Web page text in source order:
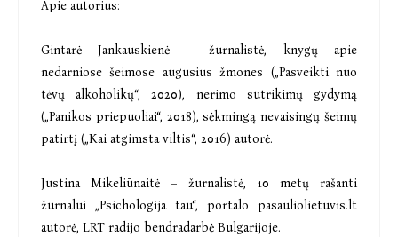
Apie autorius:
Gintarė Jankauskienė – žurnalistė, knygų apie
nedarniose šeimose augusius žmones („Pasveikti nuo
tėvų alkoholikų“, 2020), nerimo sutrikimų gydymą
(„Panikos priepuoliai“, 2018), sėkmingą nevaisingų šeimų
patirtį („Kai atgimsta viltis“, 2016) autorė.
Justina Mikeliūnaitė – žurnalistė, 10 metų rašanti
žurnalui „Psichologija tau“, portalo pasauliolietuvis.lt
autorė, LRT radijo bendradarbė Bulgarijoje.